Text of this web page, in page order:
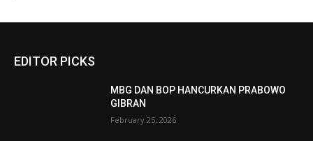
EDITOR PICKS
MBG DAN BOP HANCURKAN PRABOWO
GIBRAN
February 25, 2026